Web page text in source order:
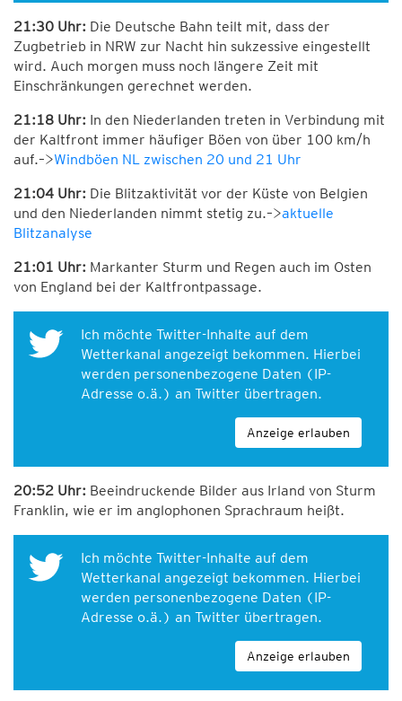
21:30 Uhr: Die Deutsche Bahn teilt mit, dass der
Zugbetrieb in NRW zur Nacht hin sukzessive eingestellt
wird. Auch morgen muss noch längere Zeit mit
Einschränkungen gerechnet werden.
21:18 Uhr: In den Niederlanden treten in Verbindung mit
der Kaltfront immer häufiger Böen von über 100 km/h
auf.–>Windböen NL zwischen 20 und 21 Uhr
21:04 Uhr: Die Blitzaktivität vor der Küste von Belgien
und den Niederlanden nimmt stetig zu.–>aktuelle
Blitzanalyse
21:01 Uhr: Markanter Sturm und Regen auch im Osten
von England bei der Kaltfrontpassage.
Ich möchte Twitter-Inhalte auf dem
Wetterkanal angezeigt bekommen. Hierbei
werden personenbezogene Daten (IP-
Adresse o.ä.) an Twitter übertragen.
Anzeige erlauben
20:52 Uhr: Beeindruckende Bilder aus Irland von Sturm
Franklin, wie er im anglophonen Sprachraum heißt.
Ich möchte Twitter-Inhalte auf dem
Wetterkanal angezeigt bekommen. Hierbei
werden personenbezogene Daten (IP-
Adresse o.ä.) an Twitter übertragen.
Anzeige erlauben